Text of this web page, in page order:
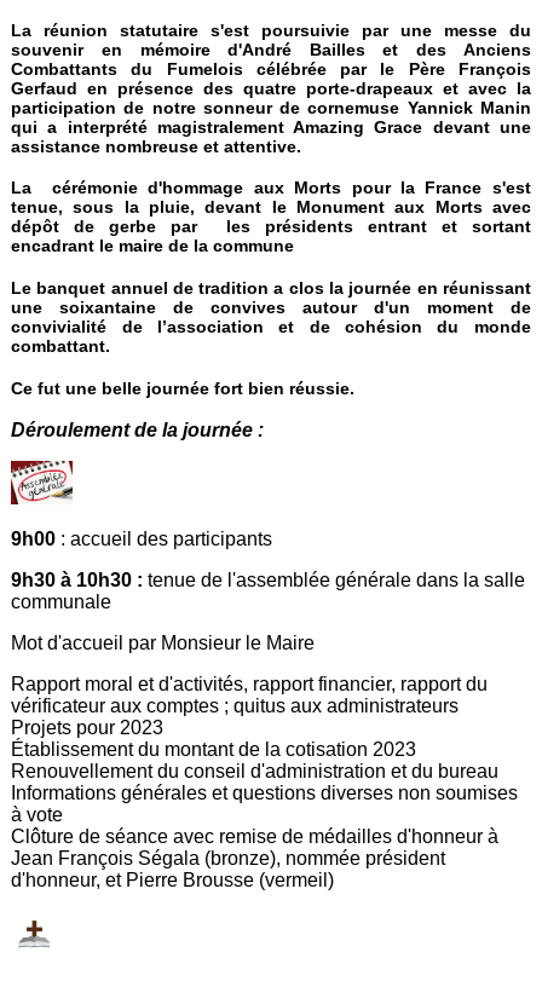
La réunion statutaire s'est poursuivie par une messe du
souvenir en mémoire d'André Bailles et des Anciens
Combattants du Fumelois célébrée par le Père François
Gerfaud en présence des quatre porte-drapeaux et avec la
participation de notre sonneur de cornemuse Yannick Manin
qui a interprété magistralement Amazing Grace devant une
assistance nombreuse et attentive.
La cérémonie d'hommage aux Morts pour la France s'est
tenue, sous la pluie, devant le Monument aux Morts avec
dépôt de gerbe par les présidents entrant et sortant
encadrant le maire de la commune
Le banquet annuel de tradition a clos la journée en réunissant
une soixantaine de convives autour d'un moment de
convivialité de l’association et de cohésion du monde
combattant.
Ce fut une belle journée fort bien réussie.
Déroulement de la journée :
9h00 : accueil des participants
9h30 à 10h30 : tenue de l'assemblée générale dans la salle
communale
Mot d'accueil par Monsieur le Maire
Rapport moral et d'activités, rapport financier, rapport du
vérificateur aux comptes ; quitus aux administrateurs
Projets pour 2023
Établissement du montant de la cotisation 2023
Renouvellement du conseil d'administration et du bureau
Informations générales et questions diverses non soumises
à vote
Clôture de séance avec remise de médailles d'honneur à
Jean François Ségala (bronze), nommée président
d'honneur, et Pierre Brousse (vermeil)